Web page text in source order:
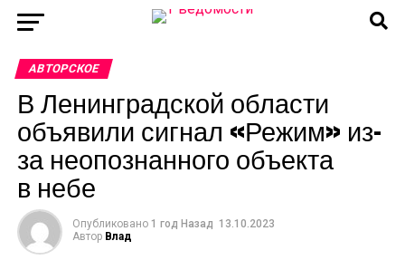
АВТОРСКОЕ
В Ленинградской области
объявили сигнал «Режим» из-
за неопознанного объекта
в небе
Опубликовано 1 год Назад 13.10.2023
Автор Влад